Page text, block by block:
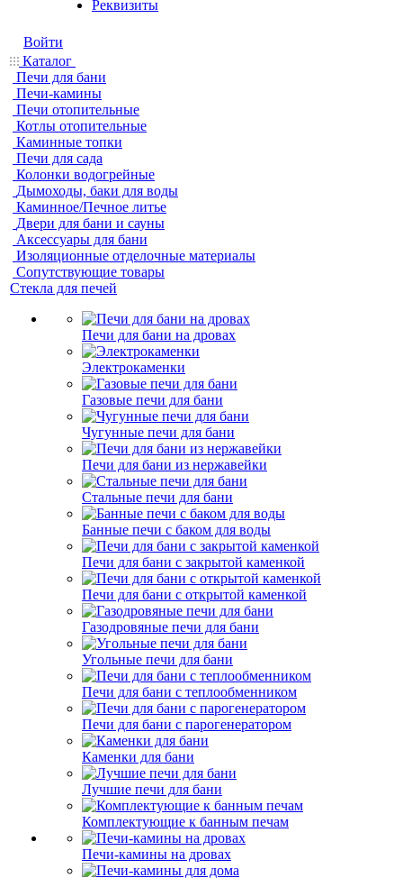
Реквизиты
Войти
Каталог
Печи для бани
Печи-камины
Печи отопительные
Котлы отопительные
Каминные топки
Печи для сада
Колонки водогрейные
Дымоходы, баки для воды
Каминное/Печное литье
Двери для бани и сауны
Аксессуары для бани
Изоляционные отделочные материалы
Сопутствующие товары
Стекла для печей
Печи для бани на дровах
Электрокаменки
Газовые печи для бани
Чугунные печи для бани
Печи для бани из нержавейки
Стальные печи для бани
Банные печи с баком для воды
Печи для бани с закрытой каменкой
Печи для бани с открытой каменкой
Газодровяные печи для бани
Угольные печи для бани
Печи для бани с теплообменником
Печи для бани с парогенератором
Каменки для бани
Лучшие печи для бани
Комплектующие к банным печам
Печи-камины на дровах